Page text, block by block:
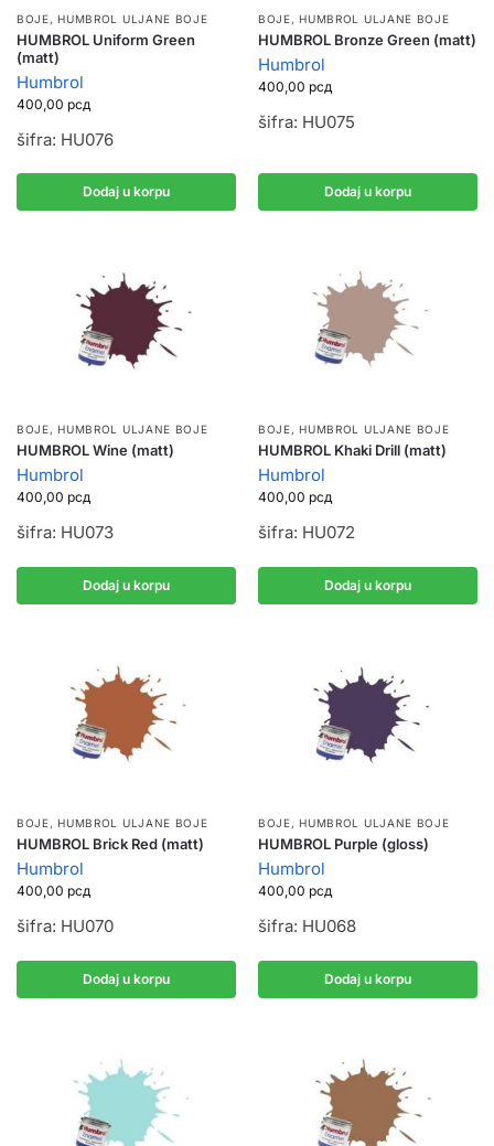
BOJE,HUMBROL ULJANE BOJE
HUMBROL Uniform Green
(matt)
Humbrol
400,00 рсд
šifra: HU076
Dodaj u korpu
BOJE,HUMBROL ULJANE BOJE
HUMBROL Bronze Green (matt)
Humbrol
400,00 рсд
šifra: HU075
Dodaj u korpu
BOJE, HUMBROL ULJANE BOJE
HUMBROL Wine (matt)
Humbrol
400,00 рсд
šifra: HU073
Dodaj u korpu
BOJE, HUMBROL ULJANE BOJE
HUMBROL Khaki Drill (matt)
Humbrol
400,00 рсд
šifra: HU072
Dodaj u korpu
BOJE,HUMBROL ULJANE BOJE
HUMBROL Brick Red (matt)
Humbrol
400,00 рсд
šifra: HU070
Dodaj u korpu
BOJE,HUMBROL ULJANE BOJE
HUMBROL Purple (gloss)
Humbrol
400,00 рсд
šifra: HU068
Dodaj u korpu